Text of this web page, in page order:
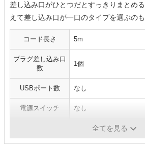
差し込み口がひとつだとすっきりまとめ
えて差し込み口が一口のタイプを選ぶのも
コード長さ 5m
プラグ差し込み口
数
1個
USBポート数 なし
電源スイッチ なし
全てを見る